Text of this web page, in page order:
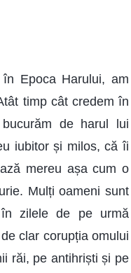
Epoca Harului, am
timp cât credem în
de harul lui
iubitor și milos, că îi
mereu așa cum o
Mulți oameni sunt
în zilele de pe urmă
clar corupția omului
răi, pe antihriști și pe